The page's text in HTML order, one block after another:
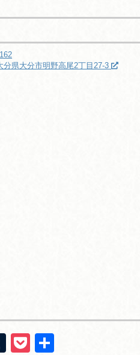
分県大分市明野高尾2丁目27-3
T
P